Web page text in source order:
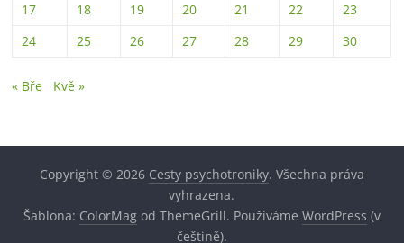
17
18 19 20 21 22
23
24
25 26 27 28 29 30
« Bře Kvě »
Copyright © 2026 Cesty psychotroniky. Všechna práva
vyhrazena.
Šablona: ColorMagod ThemeGrill. Používáme WordPress (v
češtině).